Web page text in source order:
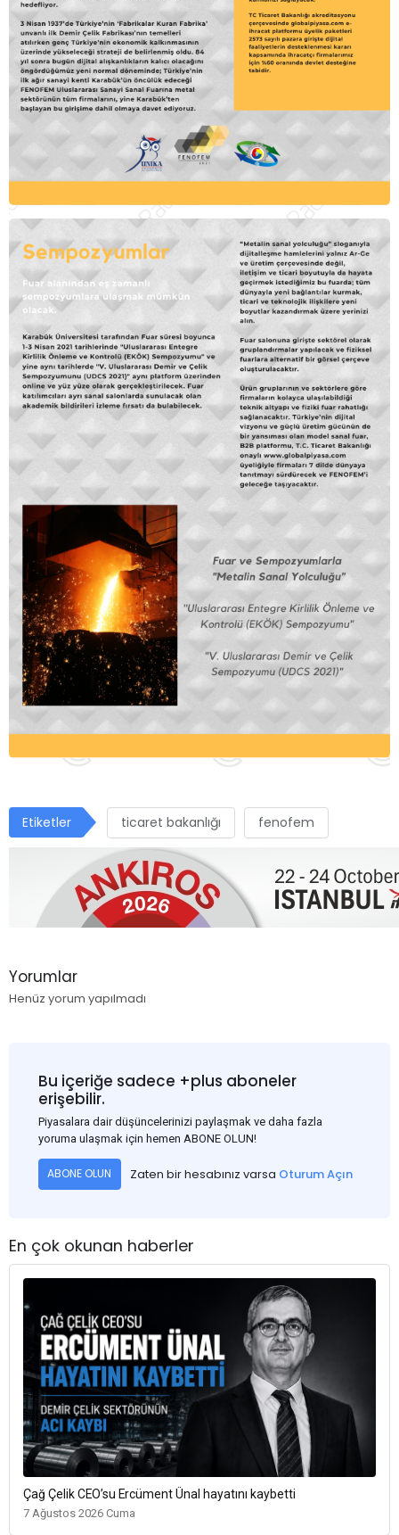
Etiketler ticaret bakanlığı fenofem
Yorumlar
Henüz yorum yapılmadı
Bu içeriğe sadece +plus aboneler
erişebilir.
Piyasalara dair düşüncelerinizi paylaşmak ve daha fazla
yoruma ulaşmak için hemen ABONE OLUN!
ABONE OLUN Zaten bir hesabınız varsa Oturum Açın
En çok okunan haberler
Çağ Çelik CEO’su Ercüment Ünal hayatını kaybetti
7 Ağustos 2026 Cuma